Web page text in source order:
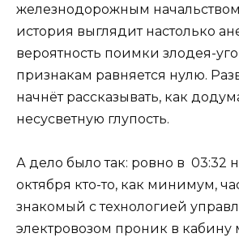
железнодорожным
история выглядит настолько
вероятность поимки злодея-
признакам равняется нулю.
начнёт рассказывать, как
несусветную глупость.
А дело было так: ровно в 03:32
октября кто-то, как минимум,
знакомый с технологией
электровозом проник в кабину